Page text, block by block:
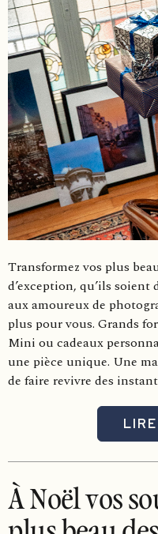
Transformez vos plus
d’exception, qu’ils soient
aux amoureux de
plus pour vous. Grands
Mini ou cadeaux
une pièce unique. Une
de faire revivre des
À Noël vos